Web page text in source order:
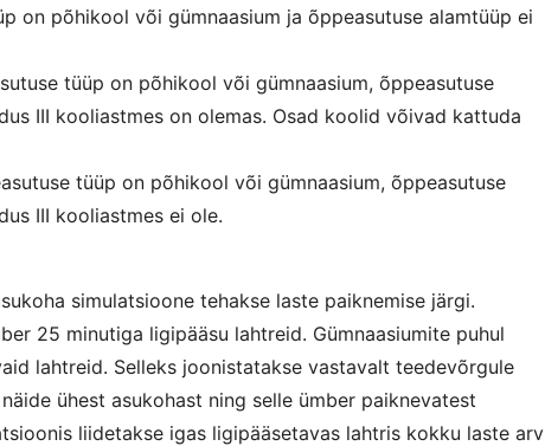
on põhikool või gümnaasium ja õppeasutuse alamtüüp ei
tüüp on põhikool või gümnaasium, õppeasutuse
III kooliastmes on olemas. Osad koolid võivad kattuda
tüüp on põhikool või gümnaasium, õppeasutuse
III kooliastmes ei ole.
simulatsioone tehakse laste paiknemise järgi.
25 minutiga ligipääsu lahtreid. Gümnaasiumite puhul
lahtreid. Selleks joonistatakse vastavalt teedevõrgule
ühest asukohast ning selle ümber paiknevatest
liidetakse igas ligipääsetavas lahtris kokku laste arv